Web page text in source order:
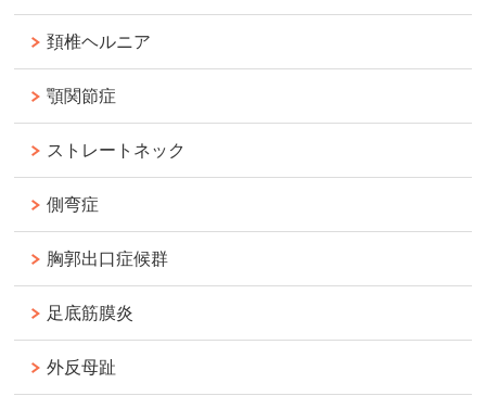
頚椎ヘルニア
顎関節症
ストレートネック
側弯症
胸郭出口症候群
足底筋膜炎
外反母趾